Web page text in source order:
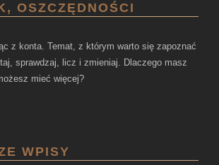
OSZCZĘDNOŚCI
z konta. Temat, z którym warto się zapoznać
sprawdzaj, licz i zmieniaj. Dlaczego masz
mieć więcej?
WPISY